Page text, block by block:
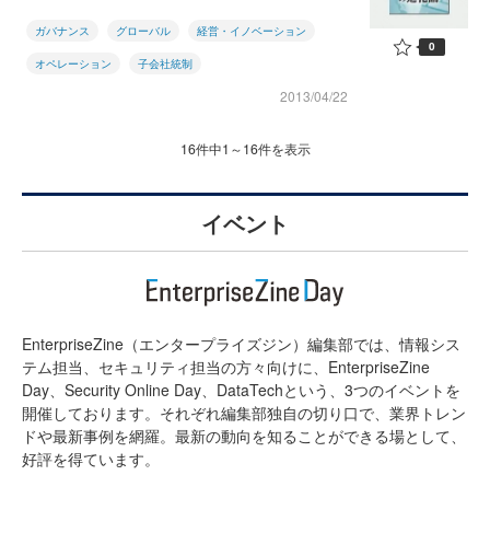
ガバナンス グローバル 経営・イノベーション
オペレーション 子会社統制
2013/04/22
0
16件中1～16件を表示
イベント
EnterpriseZine（エンタープライズジン）編集部では、情報シス
テム担当、セキュリティ担当の方々向けに、EnterpriseZine
Day、Security Online Day、DataTechという、3つのイベントを
開催しております。それぞれ編集部独自の切り口で、業界トレン
ドや最新事例を網羅。最新の動向を知ることができる場として、
好評を得ています。